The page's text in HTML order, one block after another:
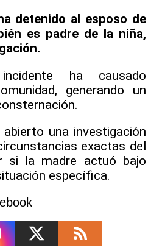
detenido al esposo de
es padre de la niña,
ha causado
generando un
una investigación
exactas del
si la madre actuó bajo
específica.